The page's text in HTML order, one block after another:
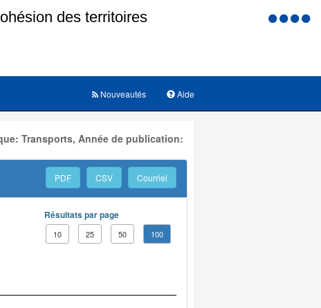
Menu
Aide
Nouveautés
Transports, Année de publication:
PDF CSV Courriel
Résultats par page
10 25 50 100